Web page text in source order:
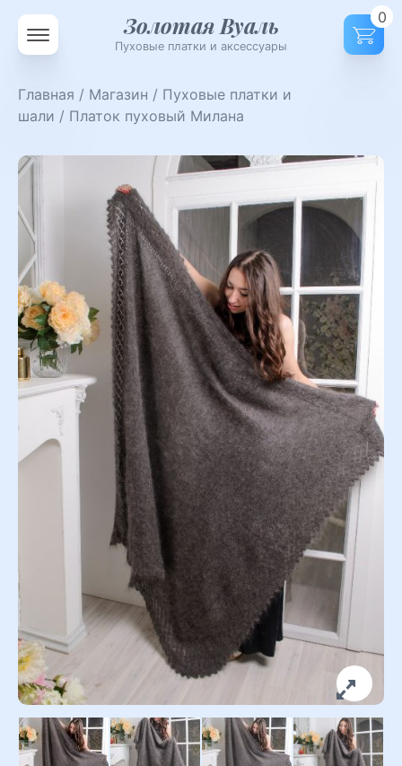
Золотая Вуаль
Пуховые платки и аксессуары
0
Главная / Магазин / Пуховые платки и
шали / Платок пуховый Милана